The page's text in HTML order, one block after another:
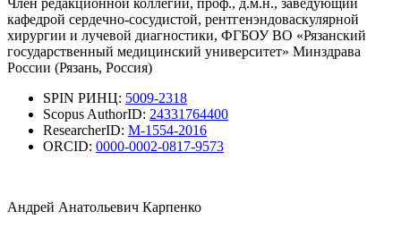
кафедрой сердечно-сосудистой, рентгенэндоваскулярной
хирургии и лучевой диагностики, ФГБОУ ВО «Рязанский
государственный медицинский университет» Минздрава
России (Рязань, Россия)
SPIN РИНЦ: 5009-2318
Scopus AuthorID: 24331764400
ResearcherID: M-1554-2016
ORCID: 0000-0002-0817-9573
Андрей Анатольевич Карпенко